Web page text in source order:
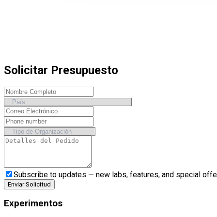
Solicitar Presupuesto
Subscribe to updates — new labs, features, and special
Enviar Solicitud
Experimentos